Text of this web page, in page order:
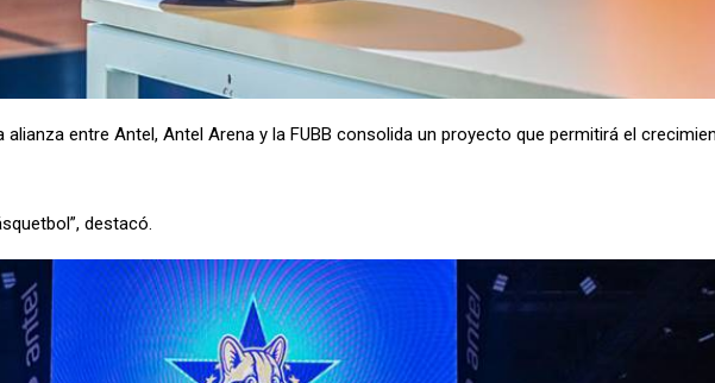
entre Antel, Antel Arena y la FUBB consolida un proyecto que permitirá el
destacó.